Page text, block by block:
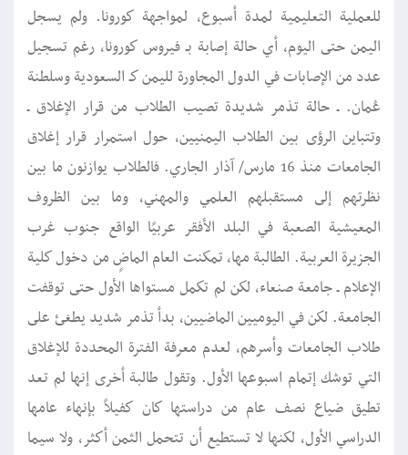
للعملية التعليمية لمدة أسبوع، لمواجهة كورونا. ولم يسجل
اليمن حتى اليوم، أي حالة إصابة بـ فيروس كورونا، رغم تسجيل
عدد من الإصابات في الدول المجاورة لليمن كـ السعودية وسلطنة
عُمان. ـ حالة تذمر شديدة تصيب الطلاب من قرار الإغلاق ـ
وتتباين الرؤى بين الطلاب اليمنيين، حول استمرار قرار إغلاق
الجامعات منذ 16 مارس/ آذار الجاري. فالطلاب يوازنون ما بين
نظرتهم إلى مستقبلهم العلمي والمهني، وما بين الظروف
المعيشية الصعبة في البلد الأفقر عربيًا الواقع جنوب غرب
الجزيرة العربية. الطالبة مها، تمكنت العام الماضٍ من دخول كلية
الإعلام ـ جامعة صنعاء، لكن لم تكمل مستواها الأول حتى توقفت
الجامعة. لكن في اليوميين الماضيين، بدأ تذمر شديد يطغئ على
طلاب الجامعات وأسرهم، لعدم معرفة الفترة المحددة للإغلاق
التي توشك إتمام اسبوعها الأول. وتقول طالبة أخرى إنها لم تعد
تطيق ضياع نصف عام من دراستها كان كفيلاً بإنهاء عامها
الدراسي الأول، لكنها لا تستطيع أن تتحمل الثمن أكثر، ولا سيما